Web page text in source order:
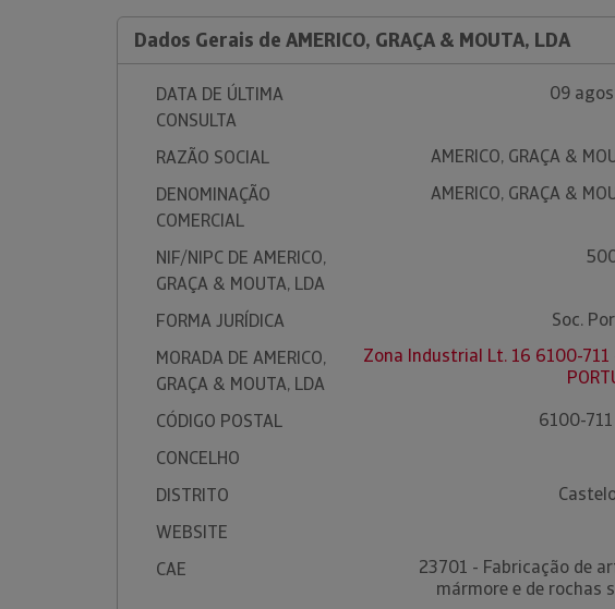
Dados Gerais de AMERICO, GRAÇA & MOUTA, LDA
DATA DE ÚLTIMA
CONSULTA
09
RAZÃO SOCIAL
AMERICO, GRAÇA &
DENOMINAÇÃO
COMERCIAL
AMERICO, GRAÇA &
NIF/NIPC DE AMERICO,
GRAÇA & MOUTA, LDA
FORMA JURÍDICA
Soc.
MORADA DE AMERICO,
GRAÇA & MOUTA, LDA
Zona Industrial Lt. 16 6100-711
CÓDIGO POSTAL
6100-711
CONCELHO
DISTRITO
WEBSITE
CAE
23701 - Fabricação de
mármore e de rochas